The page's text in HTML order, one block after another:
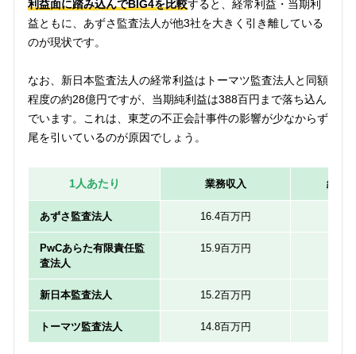
利益面に踏み込んでBIG4を比較すると、経常利益・当期利
益ともに、あずさ監査法人が他3社を大きく引き離している
のが現状です。
なお、新日本監査法人の経常利益はトーマツ監査法人と同額
程度の約28億円ですが、当期純利益は388百円まで落ち込ん
でいます。これは、東芝の不正会計事件の影響が少なからず
尾を引いているのが原因でしょう。
1人あたり 業務収入 経常
あずさ監査法人 16.4百万円
PwCあらた有限責任監
査法人
15.9百万円
新日本監査法人 15.2百万円
トーマツ監査法人 14.8百万円